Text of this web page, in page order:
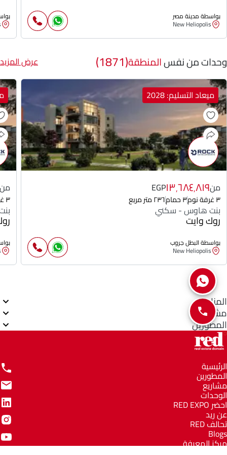
بواسطة مدينة مصر
New Heliopolis
وحدات من نفسالمنطقة(1871) عرض المزيد
ميعاد التسليم: 2028
من١٣٬٦٨٤٬٨١٩EGP
٣ غرفة نوم ٣ حمام ٢٣٦ متر مربع
بنت هاوس - سكني
روك وايت
بواسطة البطل جروب
New Heliopolis
من
٣ غرفة نوم
المناطق
مشاريع
المطورين
الرئيسية
المطورين
مشاريع
الوحدات
احضر RED EXPO
عن ريد
تحالف RED
Blogs
مركز المعرفة